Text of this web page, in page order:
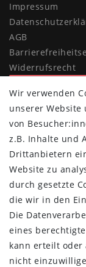
Impressum
AGB
Widerrufs­recht
MYPOPUPCLUB
Über uns
Retoure
Versand- und
NEWSLETTER
E-MAIL **
Newsletter
Honig
Hiermit bestätige
Meine
Wir verwenden
unserer Website
von
z.B. Inhalte und
Drittanbietern
Website zu
durch gesetzte
die wir in den
Die
eines
kann erteilt oder
nicht